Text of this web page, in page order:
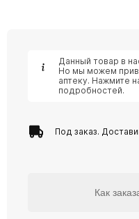
Данный товар в
Но мы можем
аптеку. Нажмите
подробностей.
Под заказ.
Как